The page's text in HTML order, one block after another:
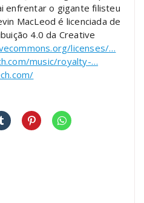
enfrentar o gigante filisteu
MacLeod é licenciada de
4.0 da Creative
licenses/…
music/royalty-…